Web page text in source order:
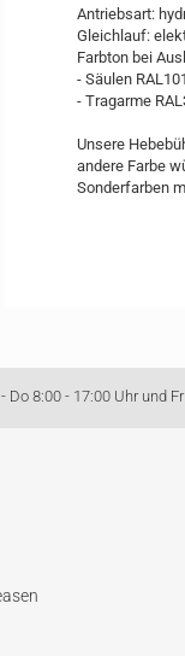
Antriebsart:
Gleichlauf:
Farbton bei
- Säulen
- Tragarme
Unsere
andere Farbe
Sonderfarben
8:00 - 17:00 Uhr und